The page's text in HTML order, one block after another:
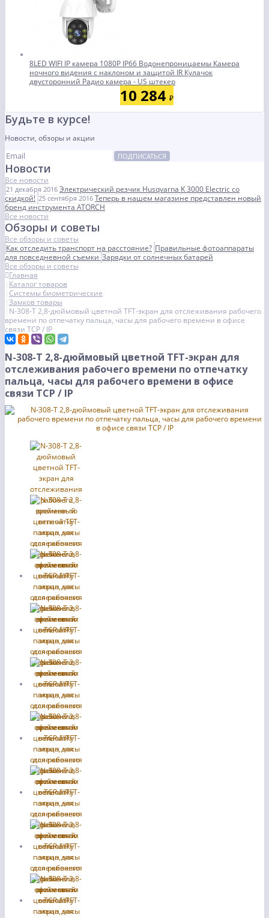
8LED WIFI IP камера 1080P IP66 Водонепроницаемы Камера
ночного видения с наклоном и защитой IR Кулачок
двусторонний Радио камера - US штекер
10 284 ₽
Будьте в курсе!
Новости, обзоры и акции
ПОДПИСАТЬСЯ
Новости
Все новости
21 декабря 2016 Электрический резчик Husqvarna K 3000 Electric со
скидкой! 25 сентября 2016 Теперь в нашем магазине представлен новый
бренд инструмента ATORCH
Все новости
Обзоры и советы
Все обзоры и советы
Как отследить транспорт на расстояние? Правильные фотоаппараты
для повседневной съемкиЗарядки от солнечных батарей
Все обзоры и советы
Главная
Каталог товаров
Системы биометрические
Замков товары
N-308-T 2,8-дюймовый цветной TFT-экран для отслеживания рабочего
времени по отпечатку пальца, часы для рабочего времени в офисе
связи TCP / IP
N-308-T 2,8-дюймовый цветной TFT-экран для
отслеживания рабочего времени по отпечатку
пальца, часы для рабочего времени в офисе
связи TCP / IP